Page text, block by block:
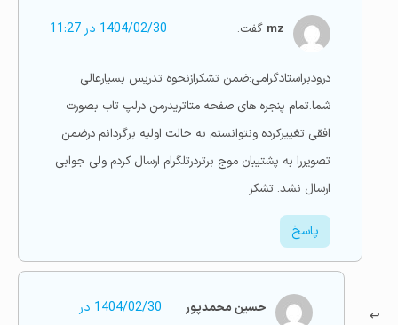
mz گفت: 1404/02/30 در 11:27
درودبراستادگرامی:ضمن تشکرازنحوه تدریس بسیارعالی
شما.تمام پنجره های صفحه متاتریدرمن درلپ تاب بصورت
افقی تغییرکرده ونتوانستم به حالت اولیه برگردانم درضمن
تصویررا به پشتیبان موج برتردرتلگرام ارسال کردم ولی جوابی
ارسال نشد. تشکر
پاسخ
حسین محمدپور
1404/02/30 در